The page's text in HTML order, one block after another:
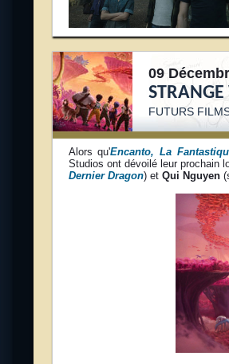
09
FUTURS
Alors qu'Encanto, La
Studios ont dévoilé leur prochain
Dernier Dragon) et Qui Nguyen